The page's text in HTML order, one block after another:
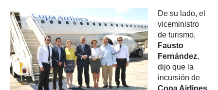
De su lado, el
viceministro
de turismo,
Fausto
Fernández,
dijo que la
incursión de
Copa Airlines